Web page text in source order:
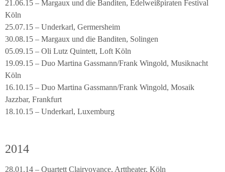
21.06.15 – Margaux und die Banditen, Edelweißpiraten Festival
Köln
25.07.15 – Underkarl, Germersheim
30.08.15 – Margaux und die Banditen, Solingen
05.09.15 – Oli Lutz Quintett, Loft Köln
19.09.15 – Duo Martina Gassmann/Frank Wingold, Musiknacht
Köln
16.10.15 – Duo Martina Gassmann/Frank Wingold, Mosaik
Jazzbar, Frankfurt
18.10.15 – Underkarl, Luxemburg
2014
28.01.14 – Quartett Clairvoyance, Arttheater, Köln